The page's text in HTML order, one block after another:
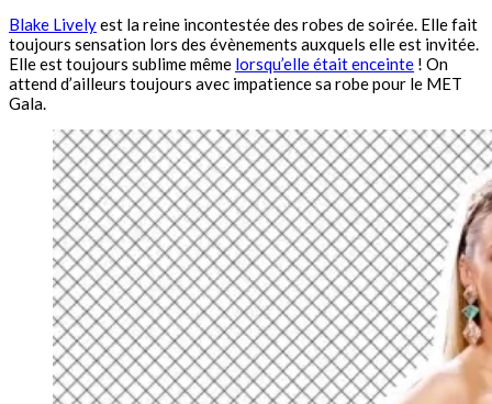
Blake Livelyest la reine incontestée des robes de soirée. Elle fait
toujours sensation lors des évènements auxquels elle est invitée.
Elle est toujours sublime même lorsqu’elle était enceinte ! On
attend d’ailleurs toujours avec impatience sa robe pour le MET
Gala.